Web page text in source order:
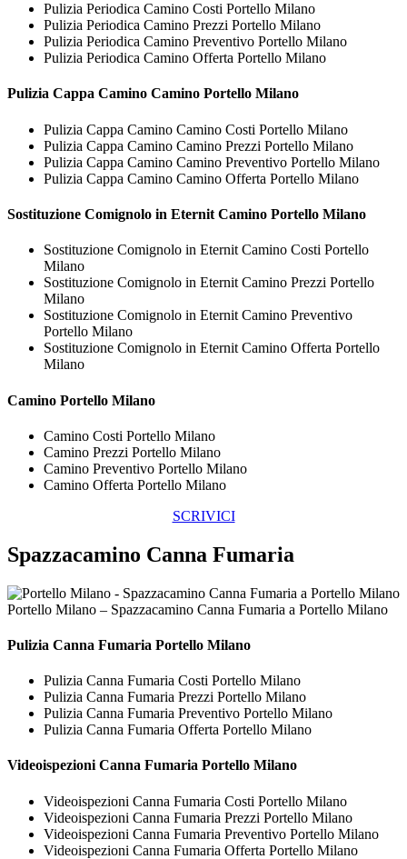
Pulizia Periodica Camino Costi Portello Milano
Pulizia Periodica Camino Prezzi Portello Milano
Pulizia Periodica Camino Preventivo Portello Milano
Pulizia Periodica Camino Offerta Portello Milano
Pulizia Cappa Camino Camino Portello Milano
Pulizia Cappa Camino Camino Costi Portello Milano
Pulizia Cappa Camino Camino Prezzi Portello Milano
Pulizia Cappa Camino Camino Preventivo Portello Milano
Pulizia Cappa Camino Camino Offerta Portello Milano
Sostituzione Comignolo in Eternit Camino Portello Milano
Sostituzione Comignolo in Eternit Camino Costi Portello
Milano
Sostituzione Comignolo in Eternit Camino Prezzi Portello
Milano
Sostituzione Comignolo in Eternit Camino Preventivo
Portello Milano
Sostituzione Comignolo in Eternit Camino Offerta Portello
Milano
Camino Portello Milano
Camino Costi Portello Milano
Camino Prezzi Portello Milano
Camino Preventivo Portello Milano
Camino Offerta Portello Milano
SCRIVICI
Spazzacamino Canna Fumaria
Portello Milano – Spazzacamino Canna Fumaria a Portello Milano
Pulizia Canna Fumaria Portello Milano
Pulizia Canna Fumaria Costi Portello Milano
Pulizia Canna Fumaria Prezzi Portello Milano
Pulizia Canna Fumaria Preventivo Portello Milano
Pulizia Canna Fumaria Offerta Portello Milano
VideoispezioniCanna Fumaria Portello Milano
Videoispezioni Canna Fumaria Costi Portello Milano
Videoispezioni Canna Fumaria Prezzi Portello Milano
Videoispezioni Canna Fumaria Preventivo Portello Milano
Videoispezioni Canna Fumaria Offerta Portello Milano